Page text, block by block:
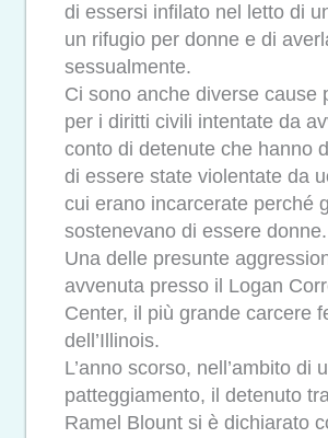
di essersi infilato nel letto di
un rifugio per donne e di
sessualmente.
Ci sono anche diverse cause
per i diritti civili intentate da
conto di detenute che hanno
di essere state violentate da
cui erano incarcerate perché
sostenevano di essere donne.
Una delle presunte
avvenuta presso il Logan
Center, il più grande carcere
dell’Illinois.
L’anno scorso, nell’ambito di
patteggiamento, il detenuto
Ramel Blount si è dichiarato